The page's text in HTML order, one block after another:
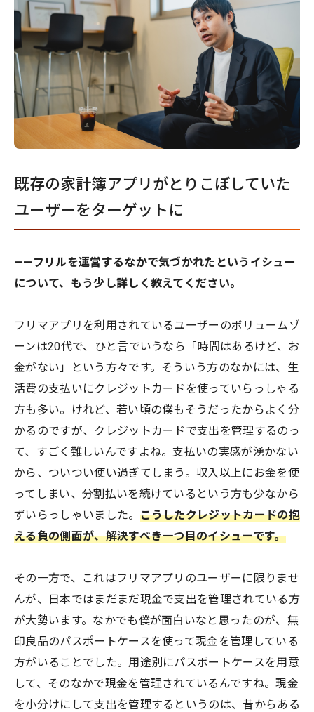
既存の家計簿アプリがとりこぼしていた
ユーザーをターゲットに
——フリルを運営するなかで気づかれたというイシュー
について、もう少し詳しく教えてください。
フリマアプリを利用されているユーザーのボリュームゾ
ーンは20代で、ひと言でいうなら「時間はあるけど、お
金がない」という方々です。そういう方のなかには、生
活費の支払いにクレジットカードを使っていらっしゃる
方も多い。けれど、若い頃の僕もそうだったからよく分
かるのですが、クレジットカードで支出を管理するのっ
て、すごく難しいんですよね。支払いの実感が湧かない
から、ついつい使い過ぎてしまう。収入以上にお金を使
ってしまい、分割払いを続けているという方も少なから
ずいらっしゃいました。 こうしたクレジットカードの抱
える負の側面が、解決すべき一つ目のイシューです。
その一方で、これはフリマアプリのユーザーに限りませ
んが、日本ではまだまだ現金で支出を管理されている方
が大勢います。なかでも僕が面白いなと思ったのが、無
印良品のパスポートケースを使って現金を管理している
方がいることでした。用途別にパスポートケースを用意
して、そのなかで現金を管理されているんですね。現金
を小分けにして支出を管理するというのは、昔からある